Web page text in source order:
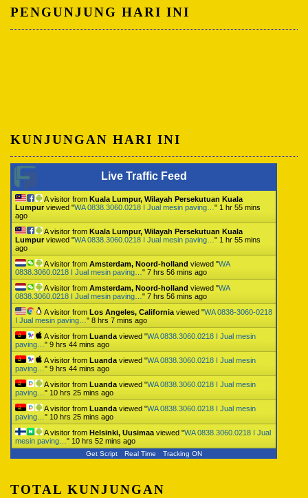
PENGUNJUNG HARI INI
KUNJUNGAN HARI INI
Live Traffic Feed
A visitor from Kuala Lumpur, Wilayah Persekutuan Kuala
Lumpurviewed "WA 0838.3060.0218 I Jual mesin paving… " 1 hr 55 mins
ago
A visitor from Kuala Lumpur, Wilayah Persekutuan Kuala
Lumpurviewed "WA 0838.3060.0218 I Jual mesin paving… " 1 hr 55 mins
ago
A visitor from Amsterdam, Noord-holland viewed "WA
0838.3060.0218 I Jual mesin paving… " 7 hrs 56 mins ago
A visitor from Amsterdam, Noord-holland viewed "WA
0838.3060.0218 I Jual mesin paving… " 7 hrs 56 mins ago
A visitor from Los Angeles, California viewed "WA 0838-3060-0218
I Jual mesin paving… " 8 hrs 7 mins ago
A visitor from Luanda viewed "WA 0838.3060.0218 I Jual mesin
paving… " 9 hrs 44 mins ago
A visitor from Luanda viewed "WA 0838.3060.0218 I Jual mesin
paving… " 9 hrs 44 mins ago
A visitor from Luanda viewed "WA 0838.3060.0218 I Jual mesin
paving… " 10 hrs 25 mins ago
A visitor from Luanda viewed "WA 0838.3060.0218 I Jual mesin
paving… " 10 hrs 25 mins ago
A visitor from Helsinki, Uusimaa viewed "WA 0838.3060.0218 I Jual
mesin paving… " 10 hrs 52 mins ago
Get Script Real Time Tracking ON
TOTAL KUNJUNGAN